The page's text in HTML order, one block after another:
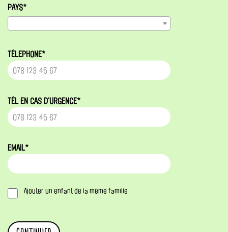
PAYS*
TÉLEPHONE*
TÉL EN CAS D'URGENCE*
EMAIL*
Ajouter un enfant de la même famille